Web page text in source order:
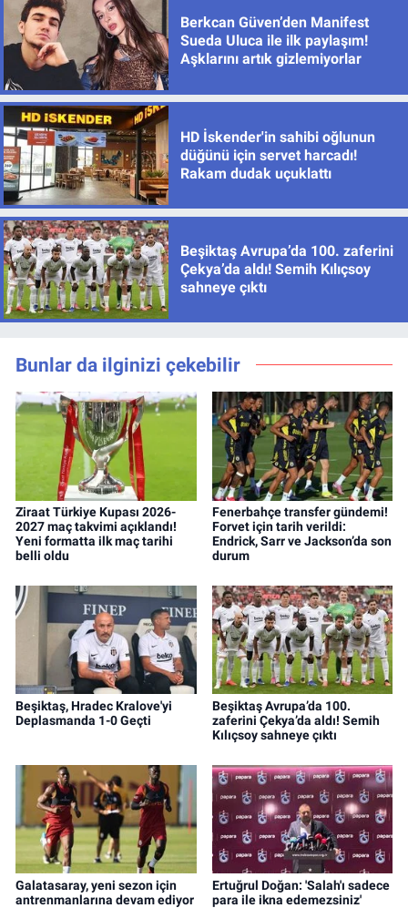
Berkcan Güven’den Manifest
Sueda Uluca ile ilk paylaşım!
Aşklarını artık gizlemiyorlar
HD İskender'in sahibi oğlunun
düğünü için servet harcadı!
Rakam dudak uçuklattı
Beşiktaş Avrupa’da 100. zaferini
Çekya’da aldı! Semih Kılıçsoy
sahneye çıktı
Bunlar da ilginizi çekebilir
Ziraat Türkiye Kupası 2026-
2027 maç takvimi açıklandı!
Yeni formatta ilk maç tarihi
belli oldu
Fenerbahçe transfer gündemi!
Forvet için tarih verildi:
Endrick, Sarr ve Jackson’da son
durum
Beşiktaş, Hradec Kralove'yi
Deplasmanda 1-0 Geçti
Beşiktaş Avrupa’da 100.
zaferini Çekya’da aldı! Semih
Kılıçsoy sahneye çıktı
Galatasaray, yeni sezon için
antrenmanlarına devam ediyor
Ertuğrul Doğan: 'Salah'ı sadece
para ile ikna edemezsiniz'